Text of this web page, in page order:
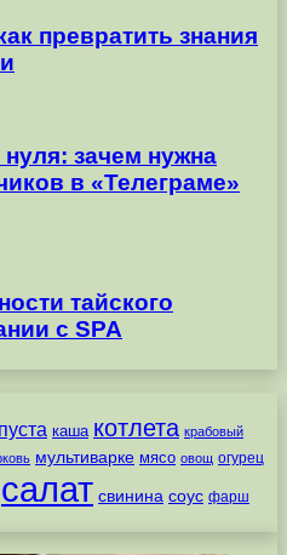
превратить знания
зачем нужна
в «Телеграме»
тайского
с SPA
каша котлета крабовый
мультиварке мясо овощ огурец
салат свинина соус фарш